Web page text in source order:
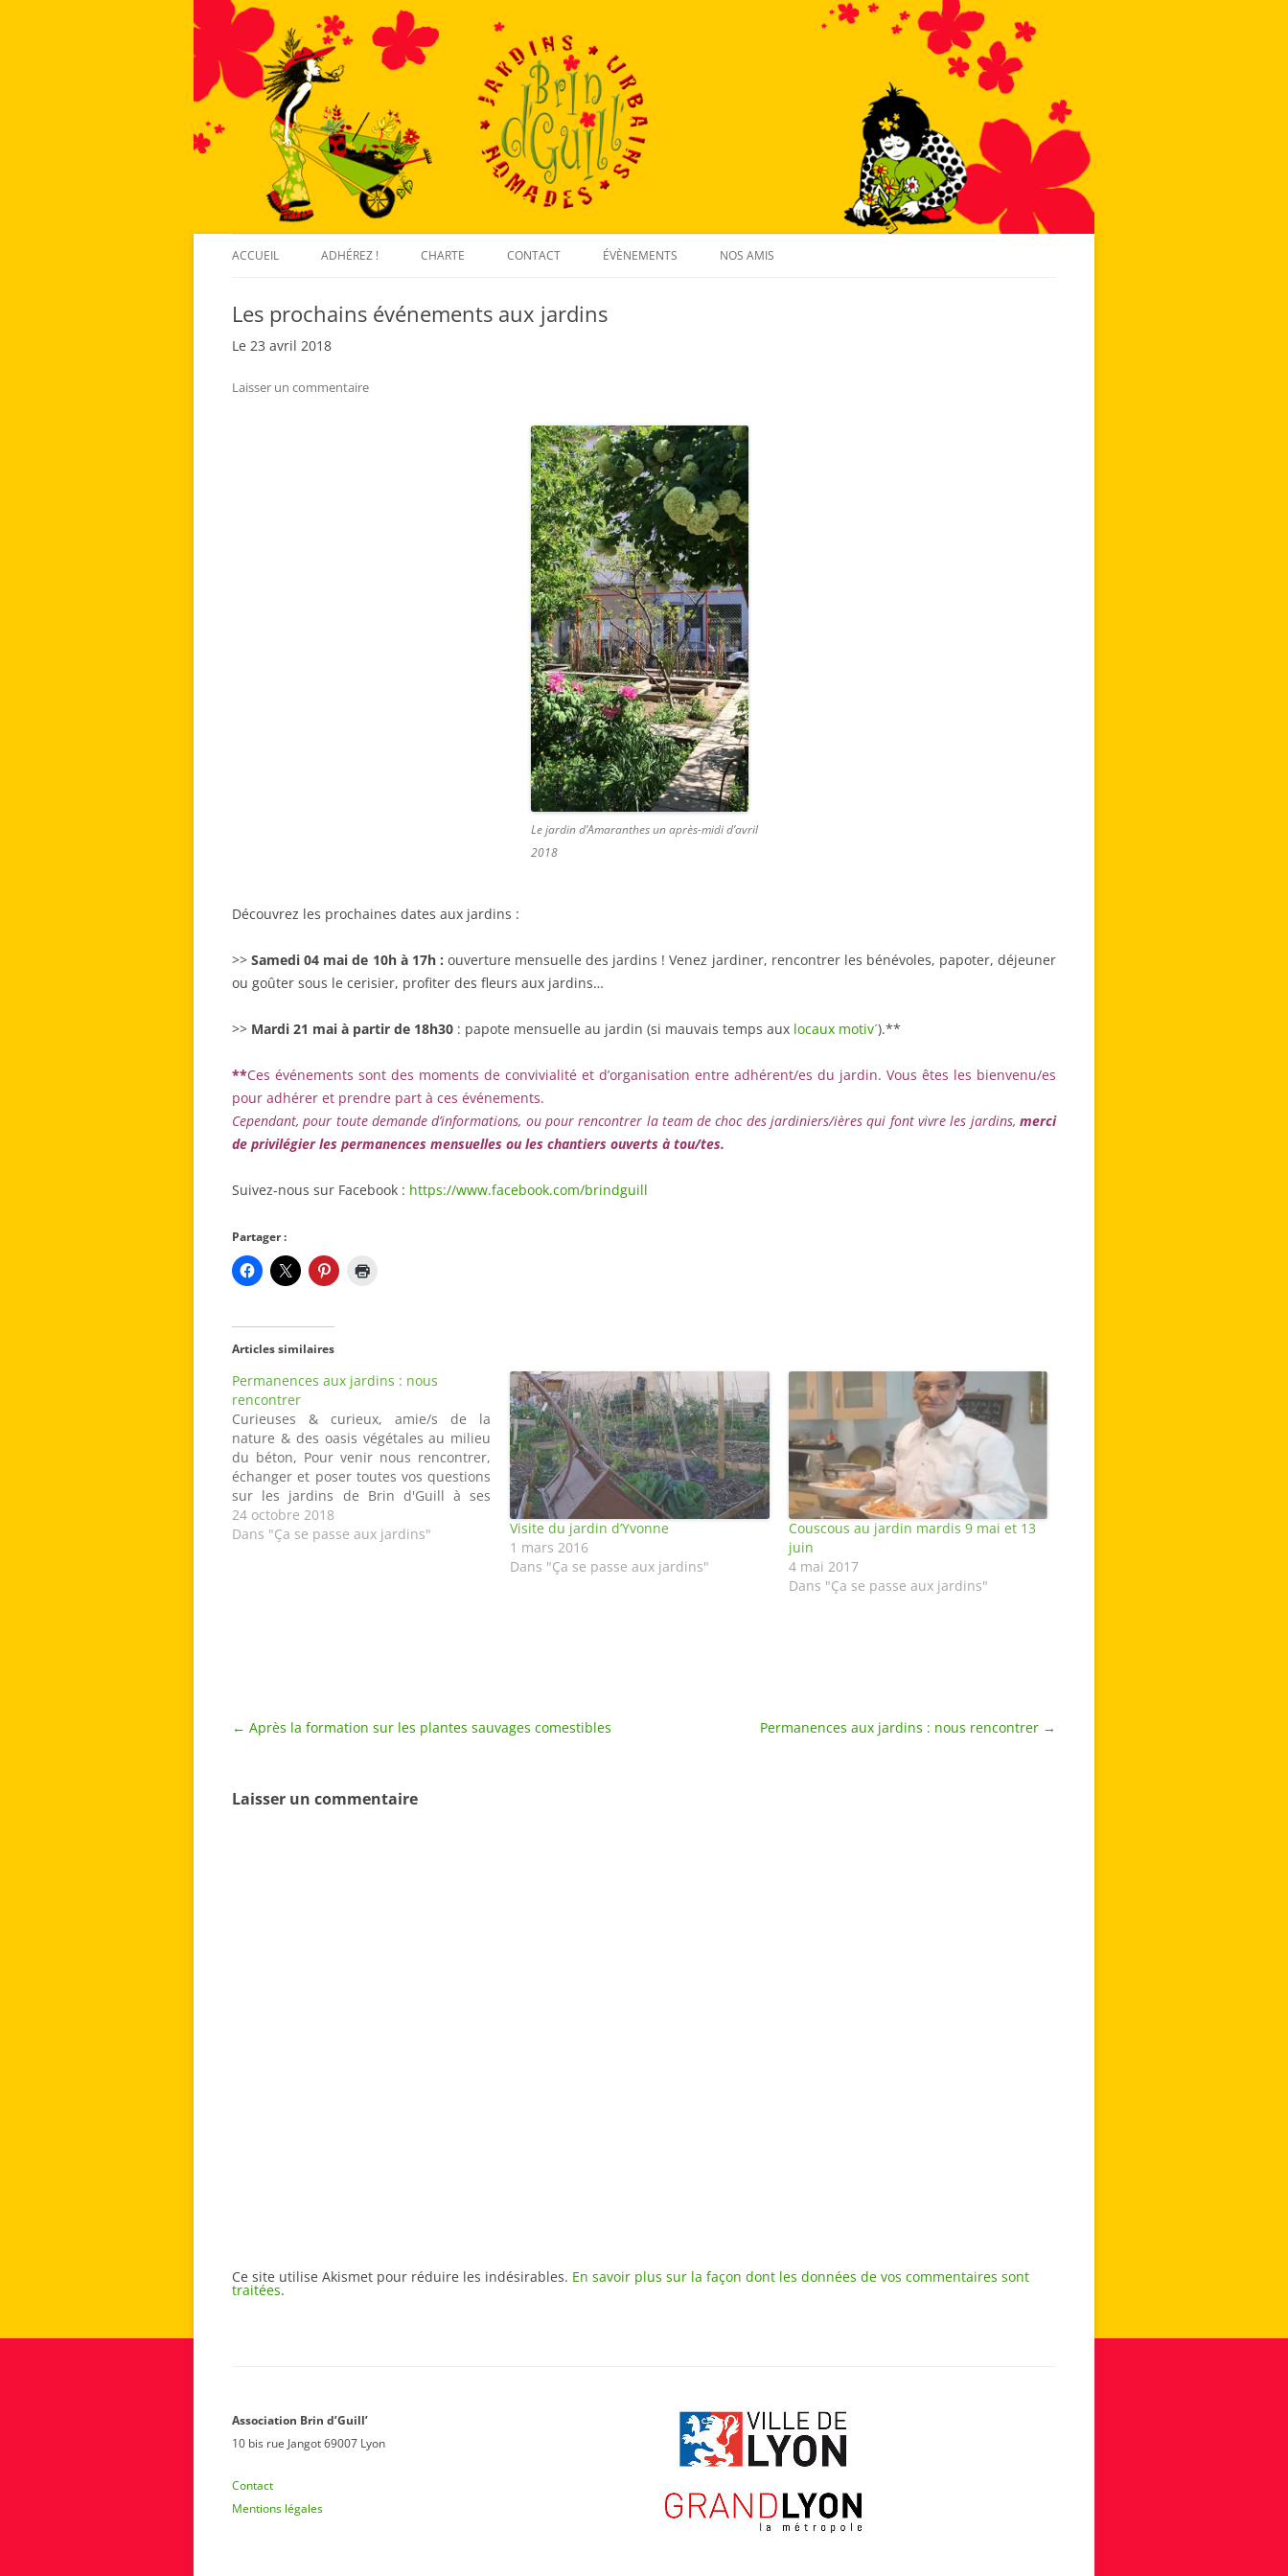
Aller
au
ACCUEIL ADHÉREZ ! CHARTE CONTACT ÉVÈNEMENTS NOS AMIS
Les prochains événements aux jardins
Le 23 avril 2018
Laisser un commentaire
Le jardin d’Amaranthes un après-midi d’avril
2018
Découvrez les prochaines dates aux jardins :
>>Samedi 04 mai de 10h à 17h : ouverture mensuelle des jardins ! Venez jardiner, rencontrer les bénévoles, papoter, déjeuner
ou goûter sous le cerisier, profiter des fleurs aux jardins…
>> Mardi 21 mai à partir de 18h30 : papote mensuelle au jardin (si mauvais temps aux locaux motiv´).**
**Ces événements sont des moments de convivialité et d’organisation entre adhérent/es du jardin. Vous êtes les bienvenu/es
pour adhérer et prendre part à ces événements.
Cependant, pour toute demande d’informations, ou pour rencontrer la team de choc des jardiniers/ières qui font vivre les jardins, merci
de privilégier les permanences mensuelles ou les chantiers ouverts à tou/tes.
Suivez-nous sur Facebook : https://www.facebook.com/brindguill
Partager :
Articles similaires
Permanences aux jardins : nous
rencontrer
Curieuses & curieux, amie/s de la
nature & des oasis végétales au milieu
du béton, Pour venir nous rencontrer,
échanger et poser toutes vos questions
sur les jardins de Brin d'Guill à ses
membres formidables, vous pouvez
dorénavant venir : CHAQUE PREMIER
24 octobre 2018
Dans "Ça se passe aux jardins"
Visite du jardin d’Yvonne
1 mars 2016
Dans "Ça se passe aux jardins"
Couscous au jardin mardis 9 mai et 13
juin
4 mai 2017
Dans "Ça se passe aux jardins"
Navigation
← Après la formation sur les plantes sauvages comestibles Permanences aux jardins : nous rencontrer →
Laisser un commentaire
Ce site utilise Akismet pour réduire les indésirables. En savoir plus sur la façon dont les données de vos commentaires sont
traitées.
Association Brin d’Guill’
10 bis rue Jangot 69007 Lyon
Contact
Mentions légales